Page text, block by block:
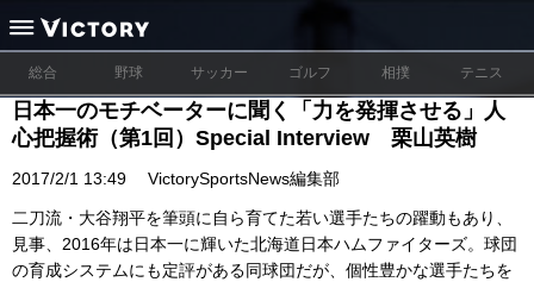
総合 野球 サッカー ゴルフ 相撲 テニス
日本一のモチベーターに聞く「力を発揮させる」人
心把握術（第1回）Special Interview 栗山英樹
2017/2/1 13:49 VictorySportsNews編集部
二刀流・大谷翔平を筆頭に自ら育てた若い選手たちの躍動もあり、
見事、2016年は日本一に輝いた北海道日本ハムファイターズ。球団
の育成システムにも定評がある同球団だが、個性豊かな選手たちを